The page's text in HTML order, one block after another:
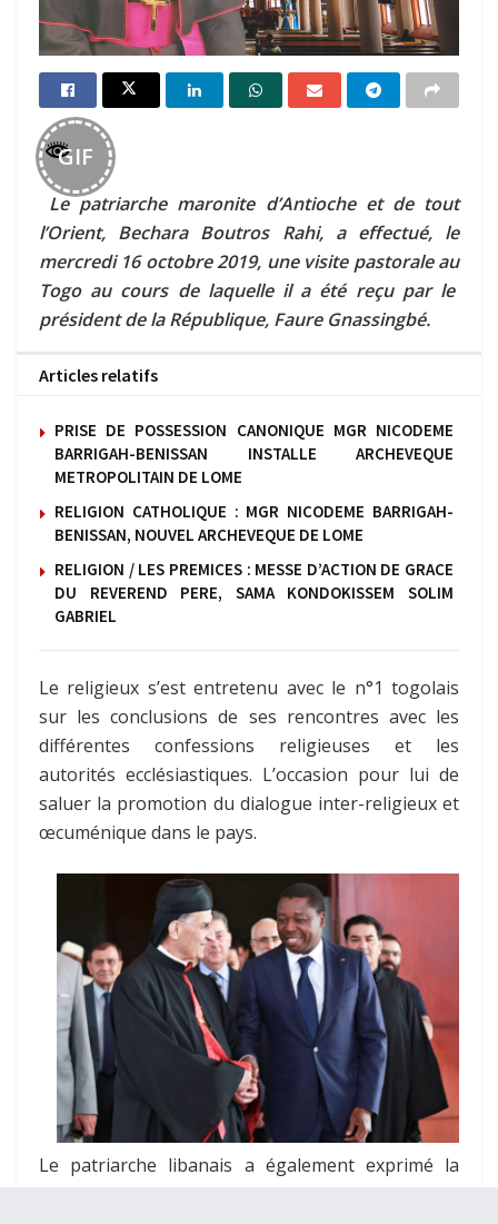
GIF
Le patriarche maronite d’Antioche et de tout
l’Orient, Bechara Boutros Rahi, a effectué, le
mercredi 16 octobre 2019, une visite pastorale au
Togo au cours de laquelle il a été reçu par le
président de la République, Faure Gnassingbé.
Articles relatifs
PRISE DE POSSESSION CANONIQUE MGR NICODEME
BARRIGAH-BENISSAN INSTALLE ARCHEVEQUE
METROPOLITAIN DE LOME
RELIGION CATHOLIQUE : MGR NICODEME BARRIGAH-
BENISSAN, NOUVEL ARCHEVEQUE DE LOME
RELIGION / LES PREMICES : MESSE D’ACTION DE GRACE
DU REVEREND PERE, SAMA KONDOKISSEM SOLIM
GABRIEL
Le religieux s’est entretenu avec le n°1 togolais
sur les conclusions de ses rencontres avec les
différentes confessions religieuses et les
autorités ecclésiastiques. L’occasion pour lui de
saluer la promotion du dialogue inter-religieux et
œcuménique dans le pays.
Le patriarche libanais a également exprimé la